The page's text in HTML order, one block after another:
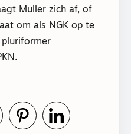
Muller zich af, of
om als NGK op te